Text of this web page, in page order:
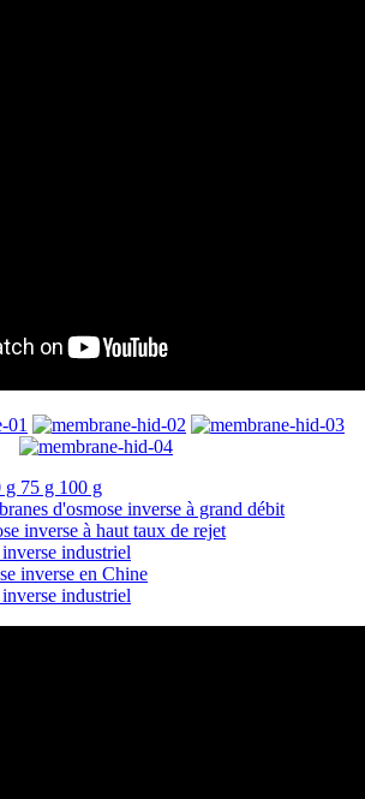
g 75 g 100 g
d'osmose inverse à grand débit
inverse à haut taux de rejet
industriel
inverse en Chine
industriel